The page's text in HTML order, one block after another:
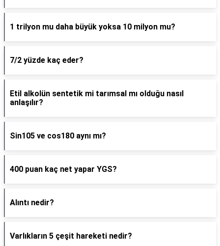
1 trilyon mu daha büyük yoksa 10 milyon mu?
7/2 yüzde kaç eder?
Etil alkolün sentetik mi tarımsal mı olduğu nasıl
anlaşılır?
Sin105 ve cos180 aynı mı?
400 puan kaç net yapar YGS?
Alıntı nedir?
Varlıkların 5 çeşit hareketi nedir?